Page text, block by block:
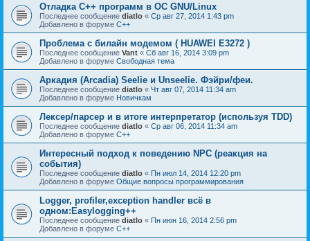
Отладка C++ программ в ОС GNU/Linux
Последнее сообщение diatlo « Ср авг 27, 2014 1:43 pm
Добавлено в форуме C++
Проблема с билайн модемом ( HUAWEI E3272 )
Последнее сообщение Vant « Сб авг 16, 2014 3:09 pm
Добавлено в форуме Свободная тема
Аркадия (Arcadia) Seelie и Unseelie. Фэйри/феи.
Последнее сообщение diatlo « Чт авг 07, 2014 11:34 am
Добавлено в форуме Новичкам
Лексер/парсер и в итоге интерпретатор (используя TDD)
Последнее сообщение diatlo « Ср авг 06, 2014 11:34 am
Добавлено в форуме C++
Интересный подход к поведению NPC (реакция на
события)
Последнее сообщение diatlo « Пн июл 14, 2014 12:20 pm
Добавлено в форуме Общие вопросы программирования
Logger, profiler,exception handler всё в
одном:Easylogging++
Последнее сообщение diatlo « Пн июн 16, 2014 2:56 pm
Добавлено в форуме C++